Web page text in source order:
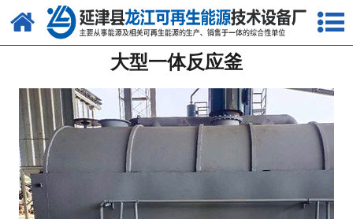
网站首页
关于我们
产品中心
新闻中心
大型一体反应釜